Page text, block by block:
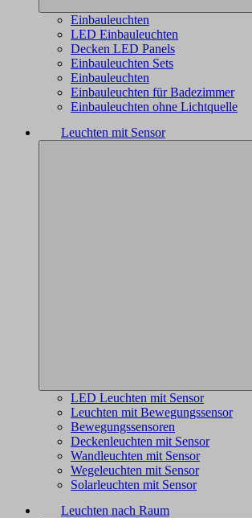
Einbauleuchten
LED Einbauleuchten
Decken LED Panels
Einbauleuchten Sets
Einbauleuchten
Einbauleuchten für Badezimmer
Einbauleuchten ohne Lichtquelle
Leuchten mit Sensor
LED Leuchten mit Sensor
Leuchten mit Bewegungssensor
Bewegungssensoren
Deckenleuchten mit Sensor
Wandleuchten mit Sensor
Wegeleuchten mit Sensor
Solarleuchten mit Sensor
Leuchten nach Raum